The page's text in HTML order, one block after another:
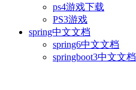
ps4游戏下载
PS3游戏
spring中文文档
spring6中文文档
springboot3中文文档